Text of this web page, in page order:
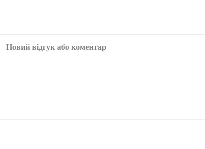
Новий відгук або коментар